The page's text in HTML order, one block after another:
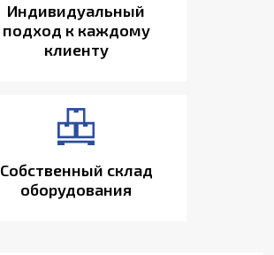
Индивидуальный
подход к каждому
клиенту
Собственный склад
оборудования